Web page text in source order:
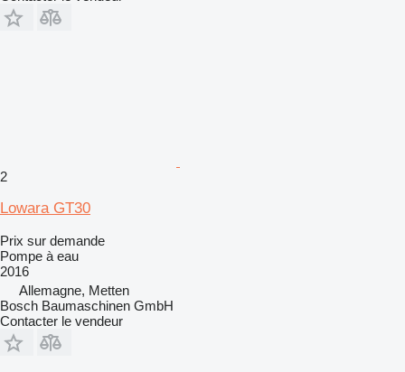
2
Lowara GT30
Prix sur demande
Pompe à eau
2016
Allemagne, Metten
Bosch Baumaschinen GmbH
Contacter le vendeur